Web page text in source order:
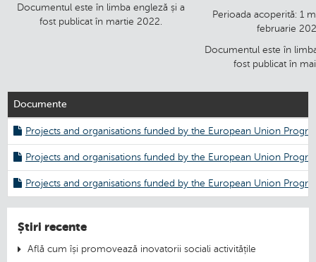
Documentul este în limba engleză și a
fost publicat în martie 2022.
Perioada acoperită: 1
februarie
Documentul este în
fost publicat în
Documente
Projects and organisations funded by the European Union
Projects and organisations funded by the European Union
Projects and organisations funded by the European Union
Știri recente
Află cum își promovează inovatorii sociali activitățile